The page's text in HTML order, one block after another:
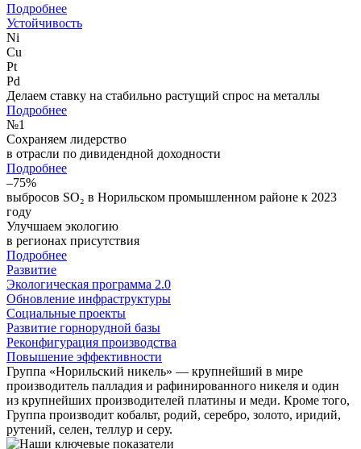
Подробнее
Устойчивость
Ni
Cu
Pt
Pd
Делаем ставку на стабильно растущий спрос на металлы
Подробнее
№1
Сохраняем лидерство
в отрасли по дивидендной доходности
Подробнее
–75%
выбросов SO₂ в Норильском промышленном районе к 2023
году
Улучшаем экологию
в регионах присутствия
Подробнее
Развитие
Экологическая программа 2.0
Обновление инфраструктуры
Социальные проекты
Развитие горнорудной базы
Реконфигурация производства
Повышение эффективности
Группа «Норильский никель» — крупнейший в мире
производитель палладия и рафинированного никеля и один
из крупнейших производителей платины и меди. Кроме того,
Группа производит кобальт, родий, серебро, золото, иридий,
рутений, селен, теллур и серу.